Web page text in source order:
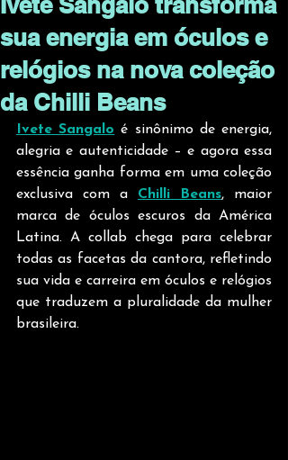
sua energia em óculos e
relógios na nova coleção
da Chilli Beans
Ivete Sangalo é sinônimo de energia,
alegria e autenticidade – e agora essa
essência ganha forma em uma coleção
exclusiva com a Chilli Beans, maior
marca de óculos escuros da América
Latina. A collab chega para celebrar
todas as facetas da cantora, refletindo
sua vida e carreira em óculos e relógios
que traduzem a pluralidade da mulher
brasileira.